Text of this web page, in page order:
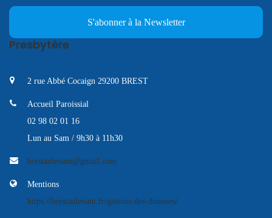
S'abonner à la Newsletter
Presbytère
2 rue Abbé Cocaign 29200 BREST
Accueil Paroissial
02 98 02 01 16
Lun au Sam / 9h30 à 11h30
brestaulevant@gmail.com
Mentions
https://brestaulevant.fr/gestion-des-donnees/